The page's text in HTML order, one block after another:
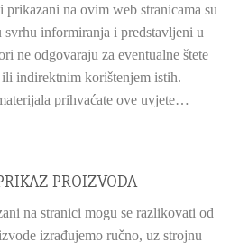
na ovim web stranicama su
informiranja i predstavljeni u
ne odgovaraju za eventualne štete
indirektnim korištenjem istih.
prihvaćate ove uvjete…
PROIZVODA
na stranici mogu se razlikovati od
izrađujemo ručno, uz strojnu